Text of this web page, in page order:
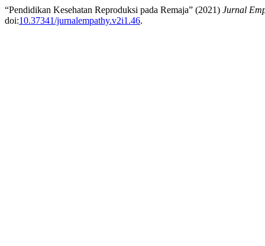
“Pendidikan Kesehatan Reproduksi pada Remaja” (2021) Jurnal
doi:10.37341/jurnalempathy.v2i1.46.